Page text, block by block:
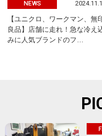
NEWS
【ユニクロ、ワークマン、無
良品】店舗に走れ！急な冷え
みに人気ブランドのフ…